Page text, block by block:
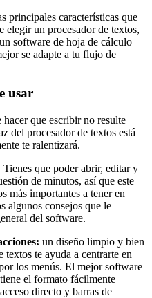
principales características que
elegir un procesador de textos,
software de hoja de cálculo
se adapte a tu flujo de
usar
que escribir no resulte
del procesador de textos está
te ralentizará.
que poder abrir, editar y
de minutos, así que este
más importantes a tener en
algunos consejos que le
del software.
un diseño limpio y bien
te ayuda a centrarte en
los menús. El mejor software
el formato fácilmente
directo y barras de